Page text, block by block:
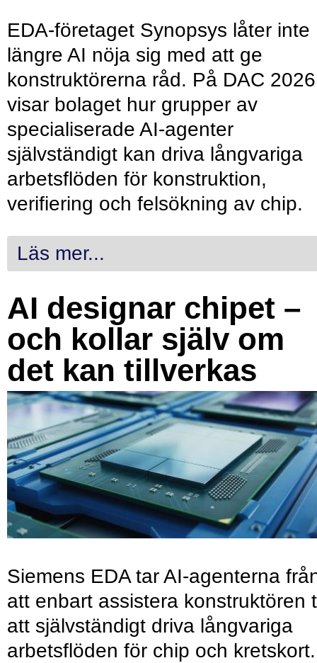
EDA-företaget Synopsys låter inte
längre AI nöja sig med att ge
konstruktörerna råd. På DAC 2026
visar bolaget hur grupper av
specialiserade AI-agenter
självständigt kan driva långvariga
arbetsflöden för konstruktion,
verifiering och felsökning av chip.
Läs mer...
AI designar chipet –
och kollar själv om
det kan tillverkas
Siemens EDA tar AI-agenterna
att enbart assistera konstruktören
att självständigt driva långvariga
arbetsflöden för chip och kretskort.